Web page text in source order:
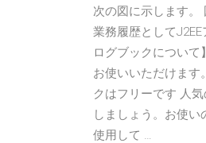
次の図に示します。
業務履歴として
ログブックについ
お使いいただけます
クはフリーです 人
しましょう。お使
使用して …